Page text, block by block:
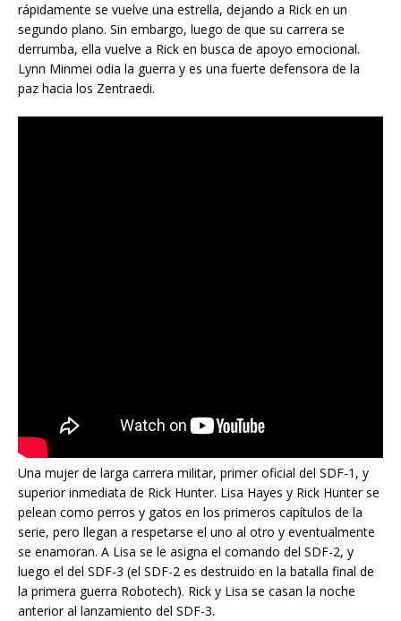
rápidamente se vuelve una estrella, dejando a Rick en un
segundo plano. Sin embargo, luego de que su carrera se
derrumba, ella vuelve a Rick en busca de apoyo emocional.
Lynn Minmei odia la guerra y es una fuerte defensora de la
paz hacia los Zentraedi.
Una mujer de larga carrera militar, primer oficial del SDF-1, y
superior inmediata de Rick Hunter. Lisa Hayes y Rick Hunter se
pelean como perros y gatos en los primeros capítulos de la
serie, pero llegan a respetarse el uno al otro y eventualmente
se enamoran. A Lisa se le asigna el comando del SDF-2, y
luego el del SDF-3 (el SDF-2 es destruido en la batalla final de
la primera guerra Robotech). Rick y Lisa se casan la noche
anterior al lanzamiento del SDF-3.